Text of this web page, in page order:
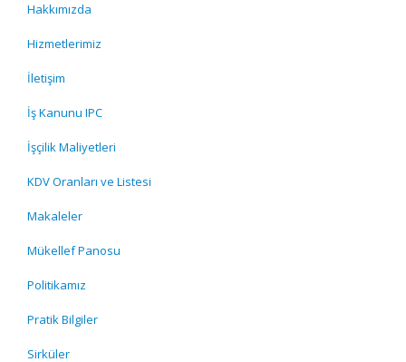
Hakkımızda
Hizmetlerimiz
İletişim
İş Kanunu IPC
İşçilik Maliyetleri
KDV Oranları ve Listesi
Makaleler
Mükellef Panosu
Politikamız
Pratik Bilgiler
Sirküler